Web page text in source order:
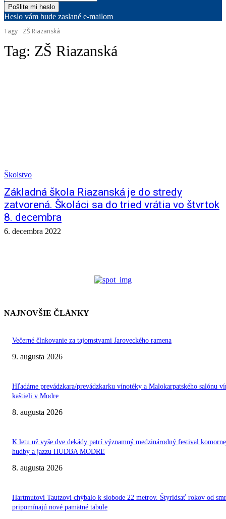
Heslo vám bude zaslané e-mailom
Tagy
ZŠ Riazanská
Tag: ZŠ Riazanská
Školstvo
Základná škola Riazanská je do stredy
zatvorená. Školáci sa do tried vrátia vo štvrtok
8. decembra
6. decembra 2022
NAJNOVŠIE ČLÁNKY
Večerné člnkovanie za tajomstvami Jaroveckého ramena
9. augusta 2026
Hľadáme prevádzkara/prevádzkarku vínotéky a Malokarpatského salónu
kaštieli v Modre
8. augusta 2026
K letu už vyše dve dekády patrí významný medzinárodný festival
hudby a jazzu HUDBA MODRE
8. augusta 2026
Hartmutovi Tautzovi chýbalo k slobode 22 metrov. Štyridsať rokov od
pripomínajú nové pamätné tabule